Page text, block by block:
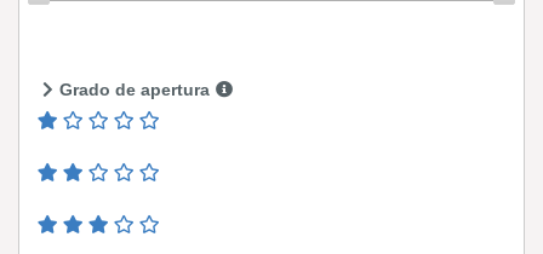
Grado de apertura